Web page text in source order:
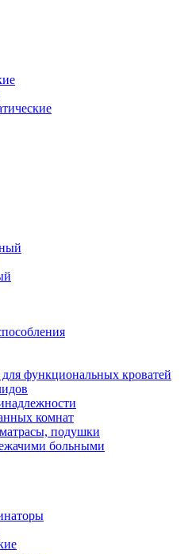
функциональных кроватей
комнат
подушки
больными